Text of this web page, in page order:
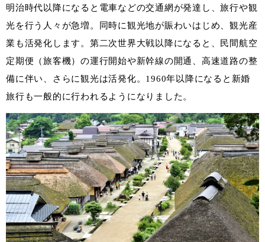
明治時代以降になると電車などの交通網が発達し、旅行や観
光を行う人々が急増。同時に観光地が賑わいはじめ、観光産
業も活発化します。第二次世界大戦以降になると、民間航空
定期便（旅客機）の運行開始や新幹線の開通、高速道路の整
備に伴い、さらに観光は活発化。1960年以降になると新婚
旅行も一般的に行われるようになりました。